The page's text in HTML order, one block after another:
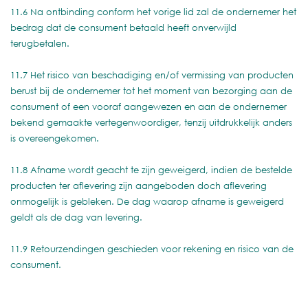
11.6 Na ontbinding conform het vorige lid zal de ondernemer het
bedrag dat de consument betaald heeft onverwijld
terugbetalen.
11.7 Het risico van beschadiging en/of vermissing van producten
berust bij de ondernemer tot het moment van bezorging aan de
consument of een vooraf aangewezen en aan de ondernemer
bekend gemaakte vertegenwoordiger, tenzij uitdrukkelijk anders
is overeengekomen.
11.8 Afname wordt geacht te zijn geweigerd, indien de bestelde
producten ter aflevering zijn aangeboden doch aflevering
onmogelijk is gebleken. De dag waarop afname is geweigerd
geldt als de dag van levering.
11.9 Retourzendingen geschieden voor rekening en risico van de
consument.